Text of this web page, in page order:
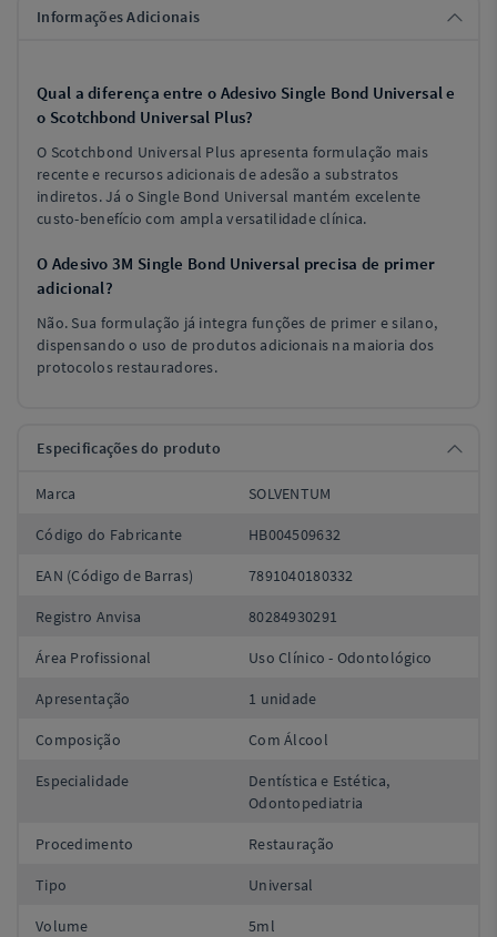
Informações Adicionais
Qual a diferença entre o Adesivo Single Bond Universal e
o Scotchbond Universal Plus?
O Scotchbond Universal Plus apresenta formulação mais
recente e recursos adicionais de adesão a substratos
indiretos. Já o Single Bond Universal mantém excelente
custo-benefício com ampla versatilidade clínica.
O Adesivo 3M Single Bond Universal precisa de primer
adicional?
Não. Sua formulação já integra funções de primer e silano,
dispensando o uso de produtos adicionais na maioria dos
protocolos restauradores.
Especificações do produto
Marca SOLVENTUM
Código do Fabricante HB004509632
EAN (Código de Barras) 7891040180332
Registro Anvisa 80284930291
Área Profissional Uso Clínico - Odontológico
Apresentação 1 unidade
Composição Com Álcool
Especialidade
Dentística e Estética,
Odontopediatria
Procedimento Restauração
Tipo Universal
Volume 5ml